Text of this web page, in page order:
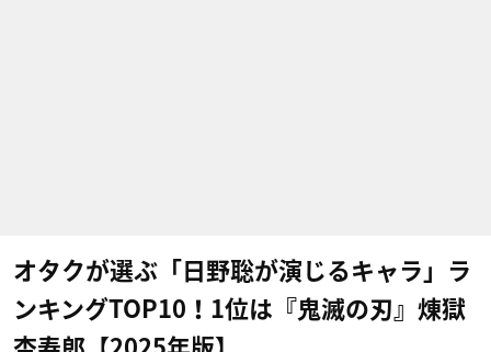
オタクが選ぶ「日野聡が演じるキャラ」ラ
ンキングTOP10！1位は『鬼滅の刃』煉󠄁獄